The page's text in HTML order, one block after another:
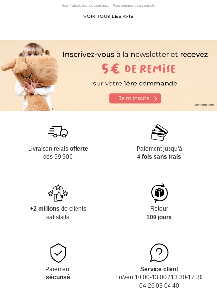
Voir l'attestation de confiance - Avis soumis à un contrôle
VOIR TOUS LES AVIS
Livraison relais offerte
dès 59,90€
Paiement jusqu'à
4 fois sans frais
+2 millions de clients
satisfaits
Retour
100 jours
Paiement
sécurisé
Service client
Lu/ven 10:00-13:00 / 13:30-17:30
04 26 03 04 40